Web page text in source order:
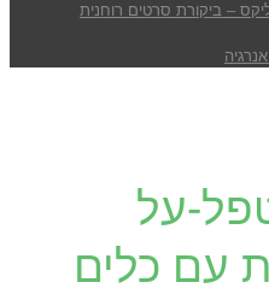
– ביקורת סרטים רוחנית
על
עם כלים